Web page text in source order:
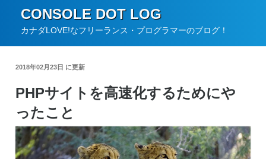
CONSOLE DOT LOG
カナダLOVE!なフリーランス・プログラマーのブログ！
2018年02月23日 に更新
PHPサイトを高速化するためにや
ったこと